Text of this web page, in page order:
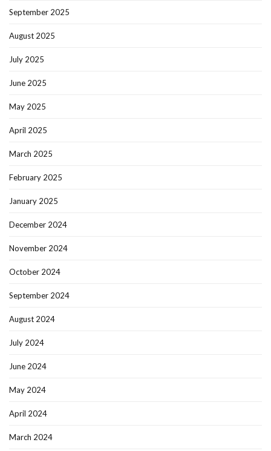
September 2025
August 2025
July 2025
June 2025
May 2025
April 2025
March 2025
February 2025
January 2025
December 2024
November 2024
October 2024
September 2024
August 2024
July 2024
June 2024
May 2024
April 2024
March 2024